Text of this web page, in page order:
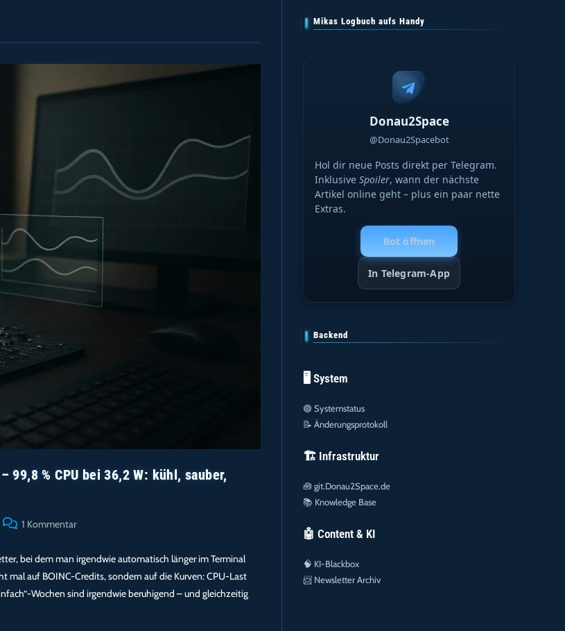
% CPU bei 36,2 W: kühl, sauber,
Beitrags-1 Kommentar
bei dem man irgendwie automatisch länger im Terminal
mal auf BOINC-Credits, sondern auf die Kurven: CPU-Last
Wochen sind irgendwie beruhigend – und gleichzeitig
Mikas Logbuch aufs Handy
Donau2Space
@Donau2Spacebot
Hol dir neue Posts direkt per Telegram.
Inklusive Spoiler, wann der nächste
Artikel online geht – plus ein paar nette
Extras.
Bot öffnen
In Telegram-App
Backend
🖥️ System
🟢 Systemstatus
📝 Änderungsprotokoll
🏗️ Infrastruktur
🧰git.Donau2Space.de
📚 Knowledge Base
🤖 Content & KI
🧠 KI-Blackbox
📨 Newsletter Archiv